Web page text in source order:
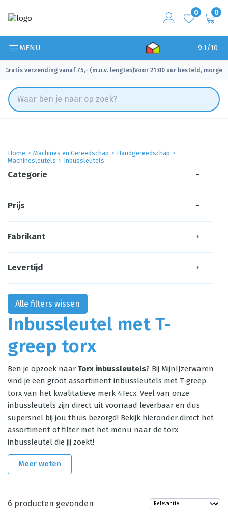
0 0
MENU 9.1/10
Gratis verzending vanaf 75,- (m.u.v. lengtes)
✓ Voor 21:00 uur besteld, morgen
Home Machines en Gereedschap
Handgereedschap
Machinesleutels
Inbussleutels
Inbussleutel met T-
greep torx
Ben je opzoek naar Torx inbussleutels? Bij MijnIJzerwaren
vind je een groot assortiment inbussleutels met T-greep
torx van het kwalitatieve merk 4Tecx. Veel van onze
inbussleutels zijn direct uit voorraad leverbaar en dus
supersnel bij jou thuis bezorgd! Bekijk hieronder direct het
assortiment of filter met het menu naar de torx
inbussleutel die jij zoekt!
Meer weten
6 producten gevonden
Categorie −
Prijs −
Fabrikant +
Levertijd +
Alle filters wissen